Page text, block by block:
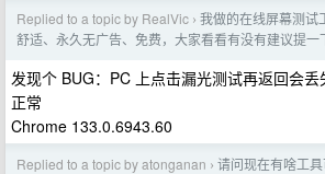
Replied to a topic by RealVic › 我做的在线屏幕测试
舒适、永久无广告、免费，大家看看有没有建议提一
发现个 BUG：PC 上点击漏光测试再返回会
正常
Chrome 133.0.6943.60
Replied to a topic by atonganan › 请问现在有啥工